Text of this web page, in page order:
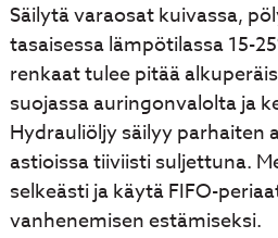
Säilytä varaosat kuivassa,
tasaisessa lämpötilassa 15-
renkaat tulee pitää
suojassa auringonvalolta ja
Hydrauliöljy säilyy parhaiten
astioissa tiiviisti suljettuna.
selkeästi ja käytä FIFO-
vanhenemisen estämiseksi.